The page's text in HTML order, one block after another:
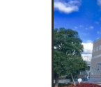
残り、
れてい
イクリン
味わえる
の要素に